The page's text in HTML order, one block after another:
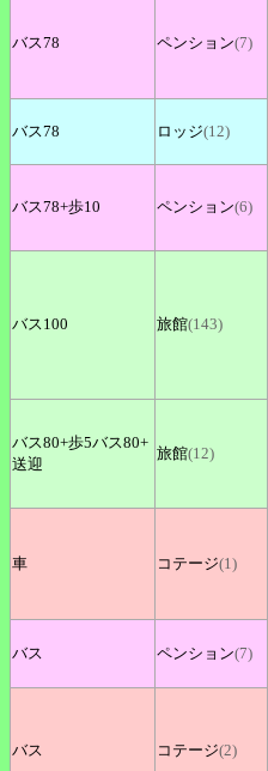
バス78 ペンション(7)
バス78 ロッジ(12)
バス78+歩10 ペンション(6)
バス100 旅館(143)
バス80+歩5バス80+
送迎
旅館(12)
車 コテージ(1)
バス ペンション(7)
バス コテージ(2)